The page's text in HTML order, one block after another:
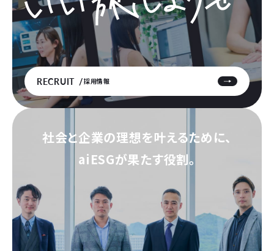
RECRUIT 採用情報
社会と企業の理想を叶えるために、
aiESGが果たす役割。